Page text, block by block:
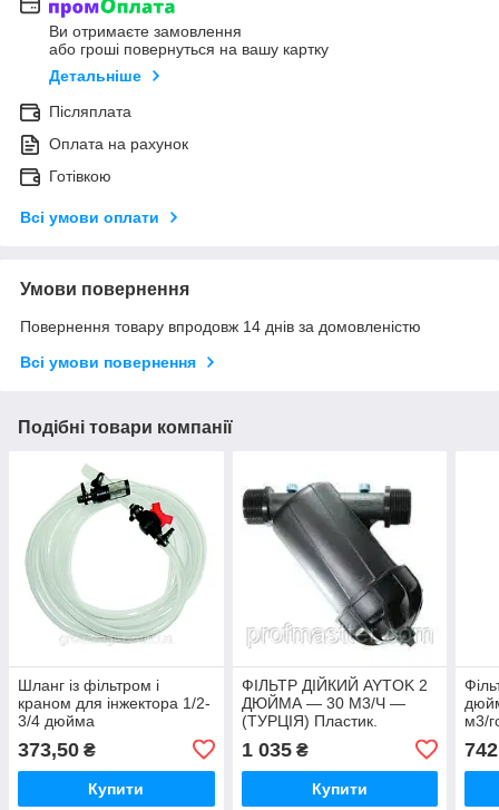
Ви отримаєте замовлення
або гроші повернуться на вашу картку
Детальніше
Післяплата
Оплата на рахунок
Готівкою
Всі умови оплати
Умови повернення
Повернення товару впродовж 14 днів за домовленістю
Всі умови повернення
Подібні товари компанії
Шланг із фільтром і
краном для інжектора 1/2-
3/4 дюйма
373,50 ₴
Купити
ФІЛЬТР ДІЙКИЙ AYTOK 2
ДЮЙМА — 30 М3/Ч —
(ТУРЦІЯ) Пластик.
1 035₴
Купити
м3/